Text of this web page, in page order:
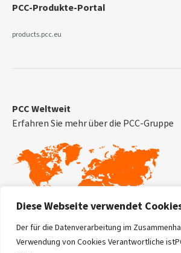
Diese Webseite verwendet
Der für die Datenverarbeitung im
Verwendung von Cookies Verantwortliche
PCC-Produkte-Portal
products.pcc.eu
PCC Weltweit
Erfahren Sie mehr über die PCC-Gruppe
Ekoprodur® Deutschland